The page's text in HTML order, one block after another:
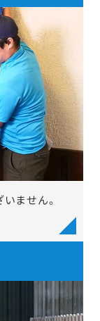
ません。